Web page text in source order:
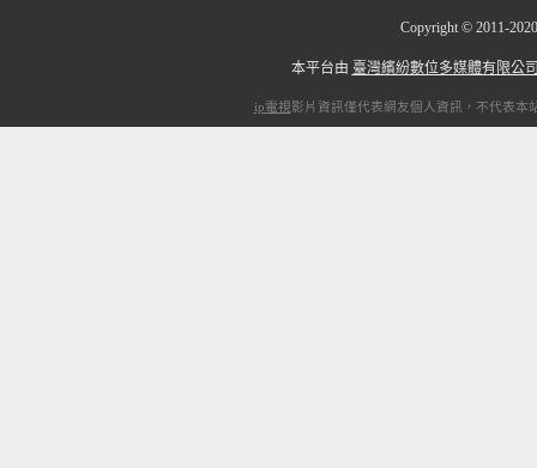
Copyright©2011-
本平台由 臺灣繽紛數位多媒體有限公
ip電視影片資訊僅代表網友個人資訊，不代表本